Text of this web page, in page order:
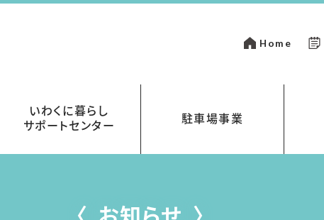
いわくに暮らし
サポートセンター
駐車場事業
Home
お知らせ